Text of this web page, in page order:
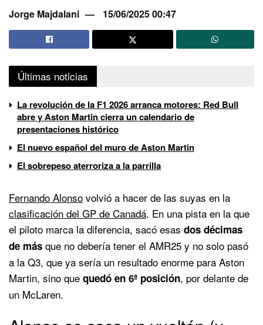
Jorge Majdalani 15/06/2025 00:47
Últimas noticias
La revolución de la F1 2026 arranca motores: Red Bull
abre y Aston Martin cierra un calendario de
presentaciones histórico
El nuevo español del muro de Aston Martin
El sobrepeso aterroriza a la parrilla
Fernando Alonso volvió a hacer de las suyas en la
clasificación del GP de Canadá. En una pista en la que
el piloto marca la diferencia, sacó esas dos décimas
de más que no debería tener el AMR25 y no solo pasó
a la Q3, que ya sería un resultado enorme para Aston
Martin, sino que quedó en 6ª posición, por delante de
un McLaren.